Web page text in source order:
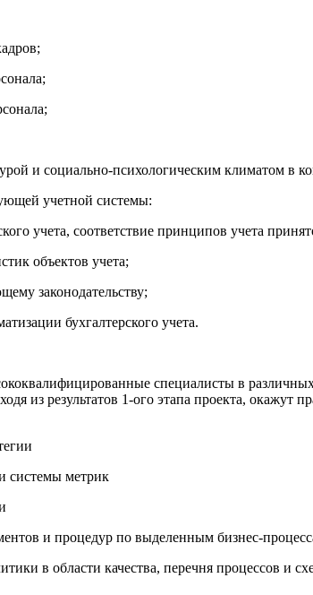
и социально-психологическим климатом в
учетной системы:
учета, соответствие принципов учета
объектов учета;
законодательству;
бухгалтерского учета.
специалисты в
из результатов 1-ого этапа проекта,
системы метрик
и процедур по выделенным бизнес-
в области качества, перечня процессов и